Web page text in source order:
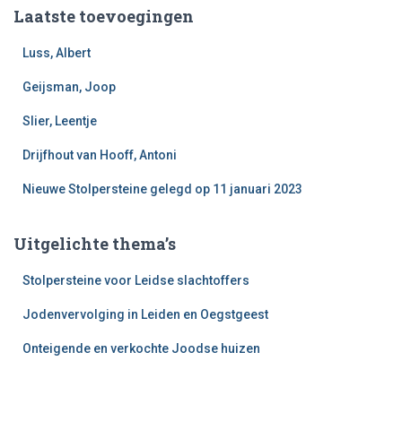
e
Laatste toevoegingen
Luss, Albert
Geijsman, Joop
Slier, Leentje
Drijfhout van Hooff, Antoni
Nieuwe Stolpersteine gelegd op 11 januari 2023
Uitgelichte thema’s
Stolpersteine voor Leidse slachtoffers
Jodenvervolging in Leiden en Oegstgeest
Onteigende en verkochte Joodse huizen